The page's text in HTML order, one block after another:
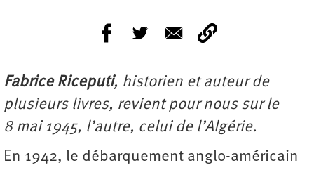
Fabrice Riceputi, historien et auteur de
plusieurs livres, revient pour nous sur le
8 mai 1945, l’autre, celui de l’Algérie.
En 1942, le débarquement anglo-américain